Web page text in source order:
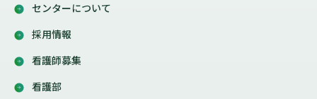
センターについて
採用情報
看護師募集
看護部